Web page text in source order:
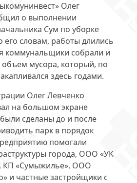
Олег
о выполнении
Сум по уборке
его словам, работы длились
коммунальщики собрали и
мусора, который, по
здесь годами.
Олег Левченко
на большом экране
сделаны до и после
парк в порядок
помогали
города, ООО «УК
КП «Сумыжилье», ООО
и частные застройщики с